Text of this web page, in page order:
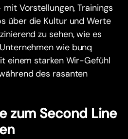
Vorstellungen, Trainings
über die Kultur und Werte
zu sehen, wie es
wie bunq
einem starken Wir-Gefühl
des rasanten
zum Second Line